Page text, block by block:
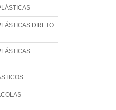
DIRETO